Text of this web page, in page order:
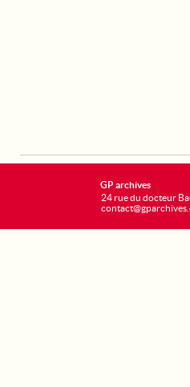
GP archives
24 rue du docteur